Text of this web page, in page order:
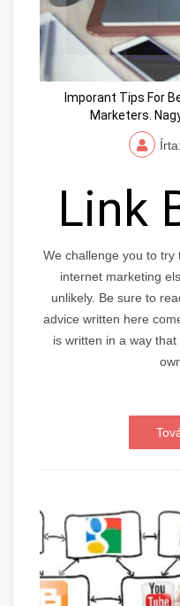
Imporant Tips For
Marketers.
Link
We challenge you to
internet marketing
unlikely. Be sure to
advice written here
is written in a way